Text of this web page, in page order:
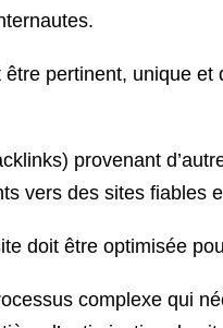
pertinent, unique
provenant
vers des sites fiables
doit être optimisée
complexe qui